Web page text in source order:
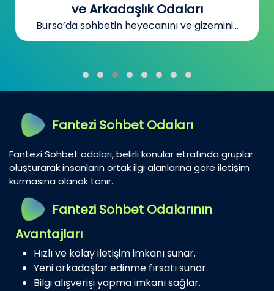
ve Arkadaşlık Odaları
Bursa’da sohbetin heyecanını ve gizemini...
Fantezi Sohbet Odaları
Fantezi Sohbet odaları, belirli konular etrafında gruplar
oluşturarak insanların ortak ilgi alanlarına göre iletişim
kurmasına olanak tanır.
Fantezi Sohbet Odalarının
Avantajları
Hızlı ve kolay iletişim imkanı sunar.
Yeni arkadaşlar edinme fırsatı sunar.
Bilgi alışverişi yapma imkanı sağlar.